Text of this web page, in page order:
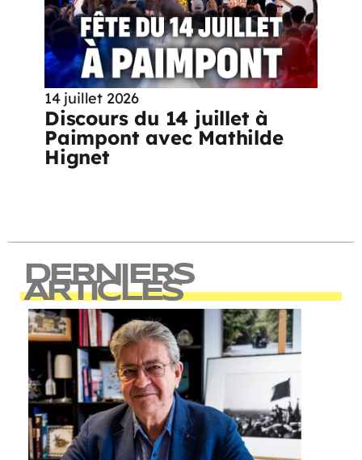
14 juillet 2026
Discours du 14 juillet à
Paimpont avec Mathilde
Hignet
DERNIERS
ARTICLES